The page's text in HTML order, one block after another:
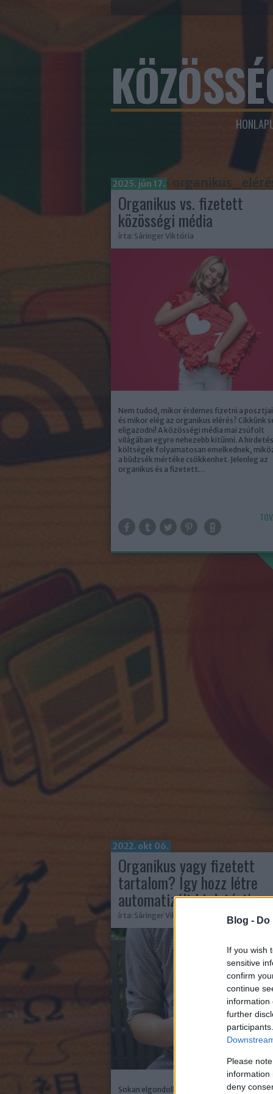
Blog -
If you wish
sensitive
confirm
continue
information
further
Please
information
deny
Címkék»
2025. jún 17.
Organikus vs. fizetett
közösségi média
írta: Sáringer Viktória
Nem tudod, mikor érdemes fizetni a
és mikor elég az organikus elérés? Cikkünk
eligazodni! A közösségi média mai zsúfolt
világában egyre nehezebb kitűnni. A
költségek folyamatosan emelkednek,
a büdzsék mértéke csökkenhet. Jelenleg az
organikus és a fizetett…
2022. okt 06.
Organikus vagy fizetett
tartalom? Így hozz létre
automatizált hirdetést!
írta: Sáringer Viktória
Sokan elgondolkoznak, hogy az organikus